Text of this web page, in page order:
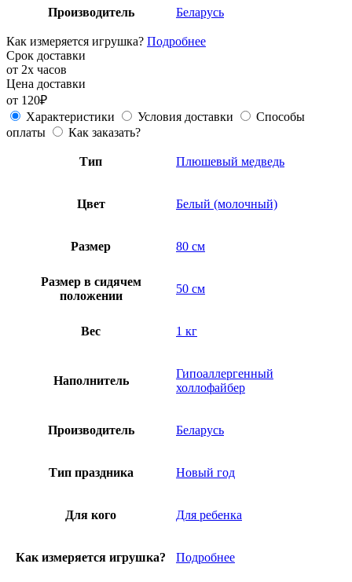
Производитель Беларусь
Как измеряется игрушка? Подробнее
Срок доставки
от 2х часов
Цена доставки
от 120₽
Характеристики
Условия доставки
Способы
оплаты
Как заказать?
Тип Плюшевый медведь
Цвет Белый (молочный)
Размер 80 см
Размер в сидячем
положении
50 см
Вес 1 кг
Наполнитель
Гипоаллергенный
холлофайбер
Производитель Беларусь
Тип праздника Новый год
Для кого Для ребенка
Как измеряется игрушка? Подробнее